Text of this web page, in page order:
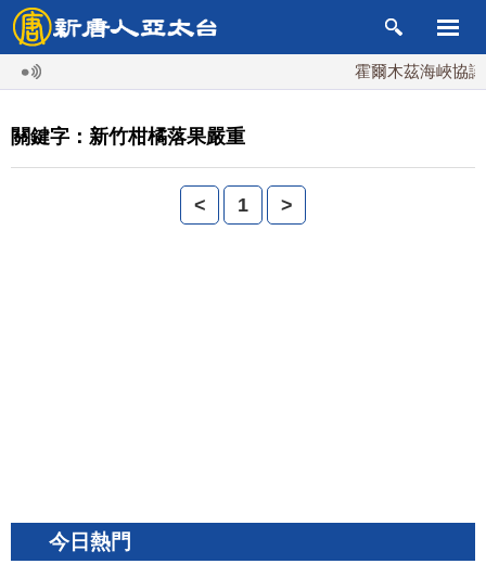
霍爾木茲海峽協議
關鍵字：新竹柑橘落果嚴重
< 1 >
今日熱門